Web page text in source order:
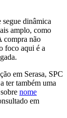
segue dinâmica
amplo, como
compra não
foco aqui é a
em Serasa, SPC
ter também uma
nome
em